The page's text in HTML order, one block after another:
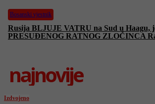
Bosanski vjestnik
Rusija BLJUJE VATRU na Sud u Haagu,
PRESUĐENOG RATNOG ZLOČINCA
najnovije
Izdvojeno